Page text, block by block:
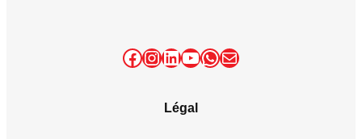
Facebook
Instagram
LinkedIn
YouTube
WhatsApp
E-mail
Légal